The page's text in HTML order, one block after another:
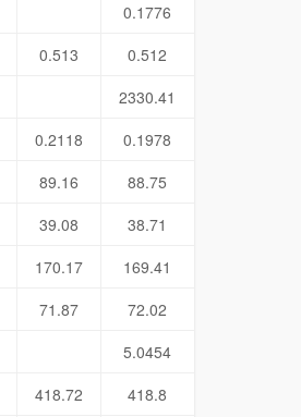
0.1776
0.513
0.512
2330.41
0.2118
0.1978
89.16
88.75
39.08
38.71
170.17
169.41
71.87
72.02
5.0454
418.72
418.8